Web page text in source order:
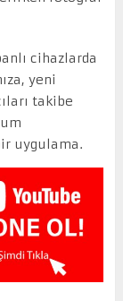
cihazlarda
yeni
takibe
uygulama.